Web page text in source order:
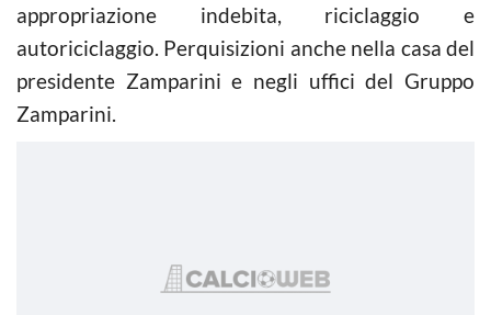
appropriazione indebita, riciclaggio e
autoriciclaggio. Perquisizioni anche nella casa del
presidente Zamparini e negli uffici del Gruppo
Zamparini.